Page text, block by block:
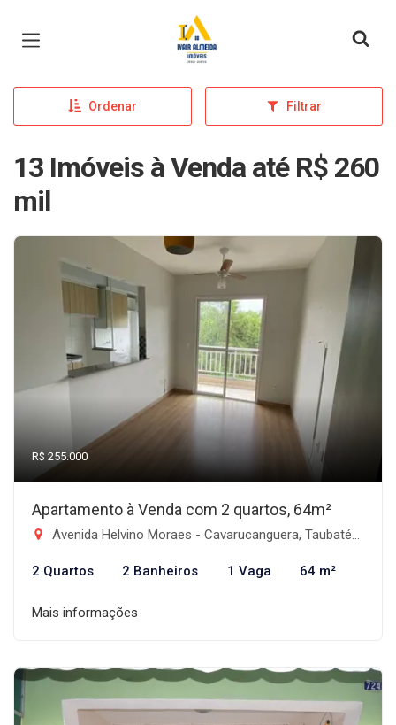
Página inicial
Ordenar Filtrar
13 Imóveis à Venda até R$ 260
mil
R$ 255.000
Apartamento à Venda com 2 quartos, 64m²
Avenida Helvino Moraes - Cavarucanguera, Taubaté-SP
2 Quartos 2 Banheiros 1 Vaga 64 m²
Mais informações